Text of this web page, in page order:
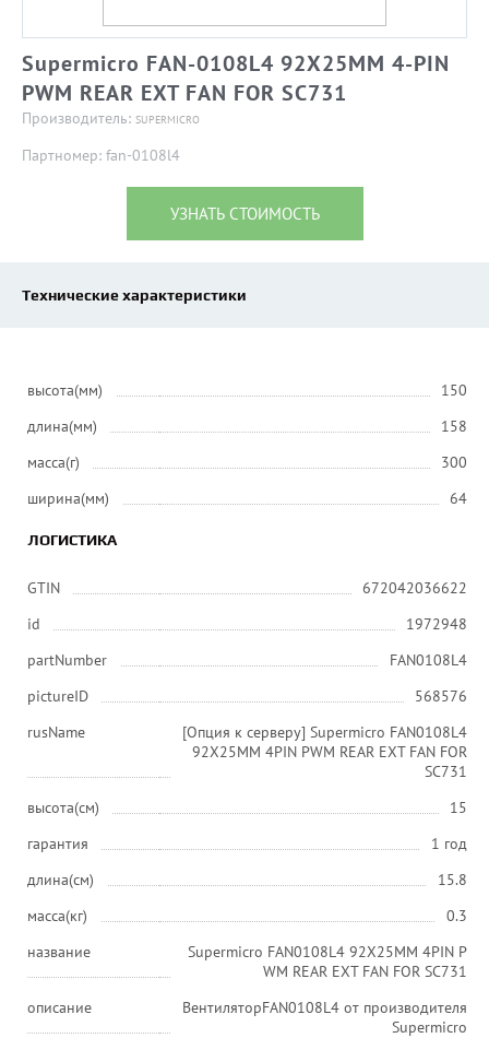
Supermicro FAN-0108L4 92X25MM 4-PIN
PWM REAR EXT FAN FOR SC731
Производитель: SUPERMICRO
Партномер: fan-0108l4
УЗНАТЬ СТОИМОСТЬ
Технические характеристики
высота(мм)
150
длина(мм)
158
масса(г)
300
ширина(мм)
64
ЛОГИСТИКА
GTIN
672042036622
id
1972948
partNumber
FAN0108L4
pictureID
568576
rusName
[Опция к серверу] Supermicro FAN0108L4
92X25MM 4PIN PWM REAR EXT FAN FOR
SC731
высота(см)
15
гарантия
1 год
длина(см)
15.8
масса(кг)
0.3
название
Supermicro FAN0108L4 92X25MM 4PIN P
WM REAR EXT FAN FOR SC731
описание
ВентиляторFAN0108L4 от производителя
Supermicro